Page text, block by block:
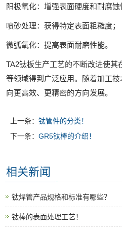
阳极氧化：增强表面硬度和耐腐蚀
喷砂处理：获得特定表面粗糙度；
微弧氧化：提高表面耐磨性能。
TA2钛板生产工艺的不断改进使其
等领域得到广泛应用。随着加工
向更高效、更精密的方向发展。
上一条： 钛管件的分类！
下一条： GR5钛棒的介绍！
相关新闻
钛焊管产品规格和标准有哪些？
钛棒的表面处理工艺！